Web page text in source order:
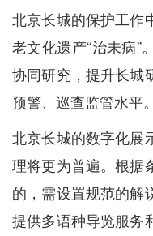
北京长城的保护工作
老文化遗产“治未病”
协同研究，提升长城
预警、巡查监管水平。
北京长城的数字化展
理将更为普遍。根据
的，需设置规范的解
提供多语种导览服务